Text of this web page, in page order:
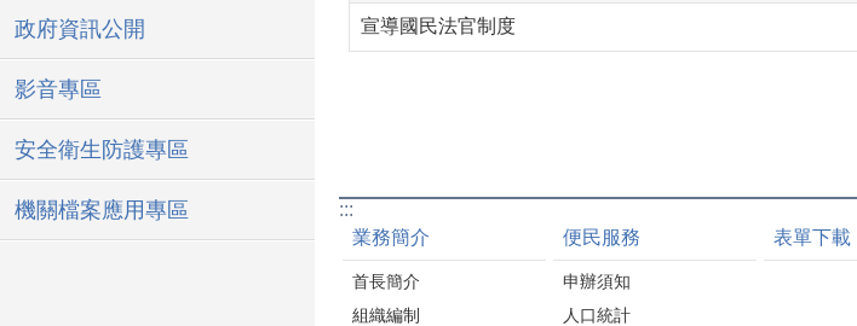
政府資訊公開
影音專區
安全衛生防護專區
機關檔案應用專區
宣導國民法官制度
:::
業務簡介
首長簡介
組織編制
便民服務
申辦須知
人口統計
表單下載